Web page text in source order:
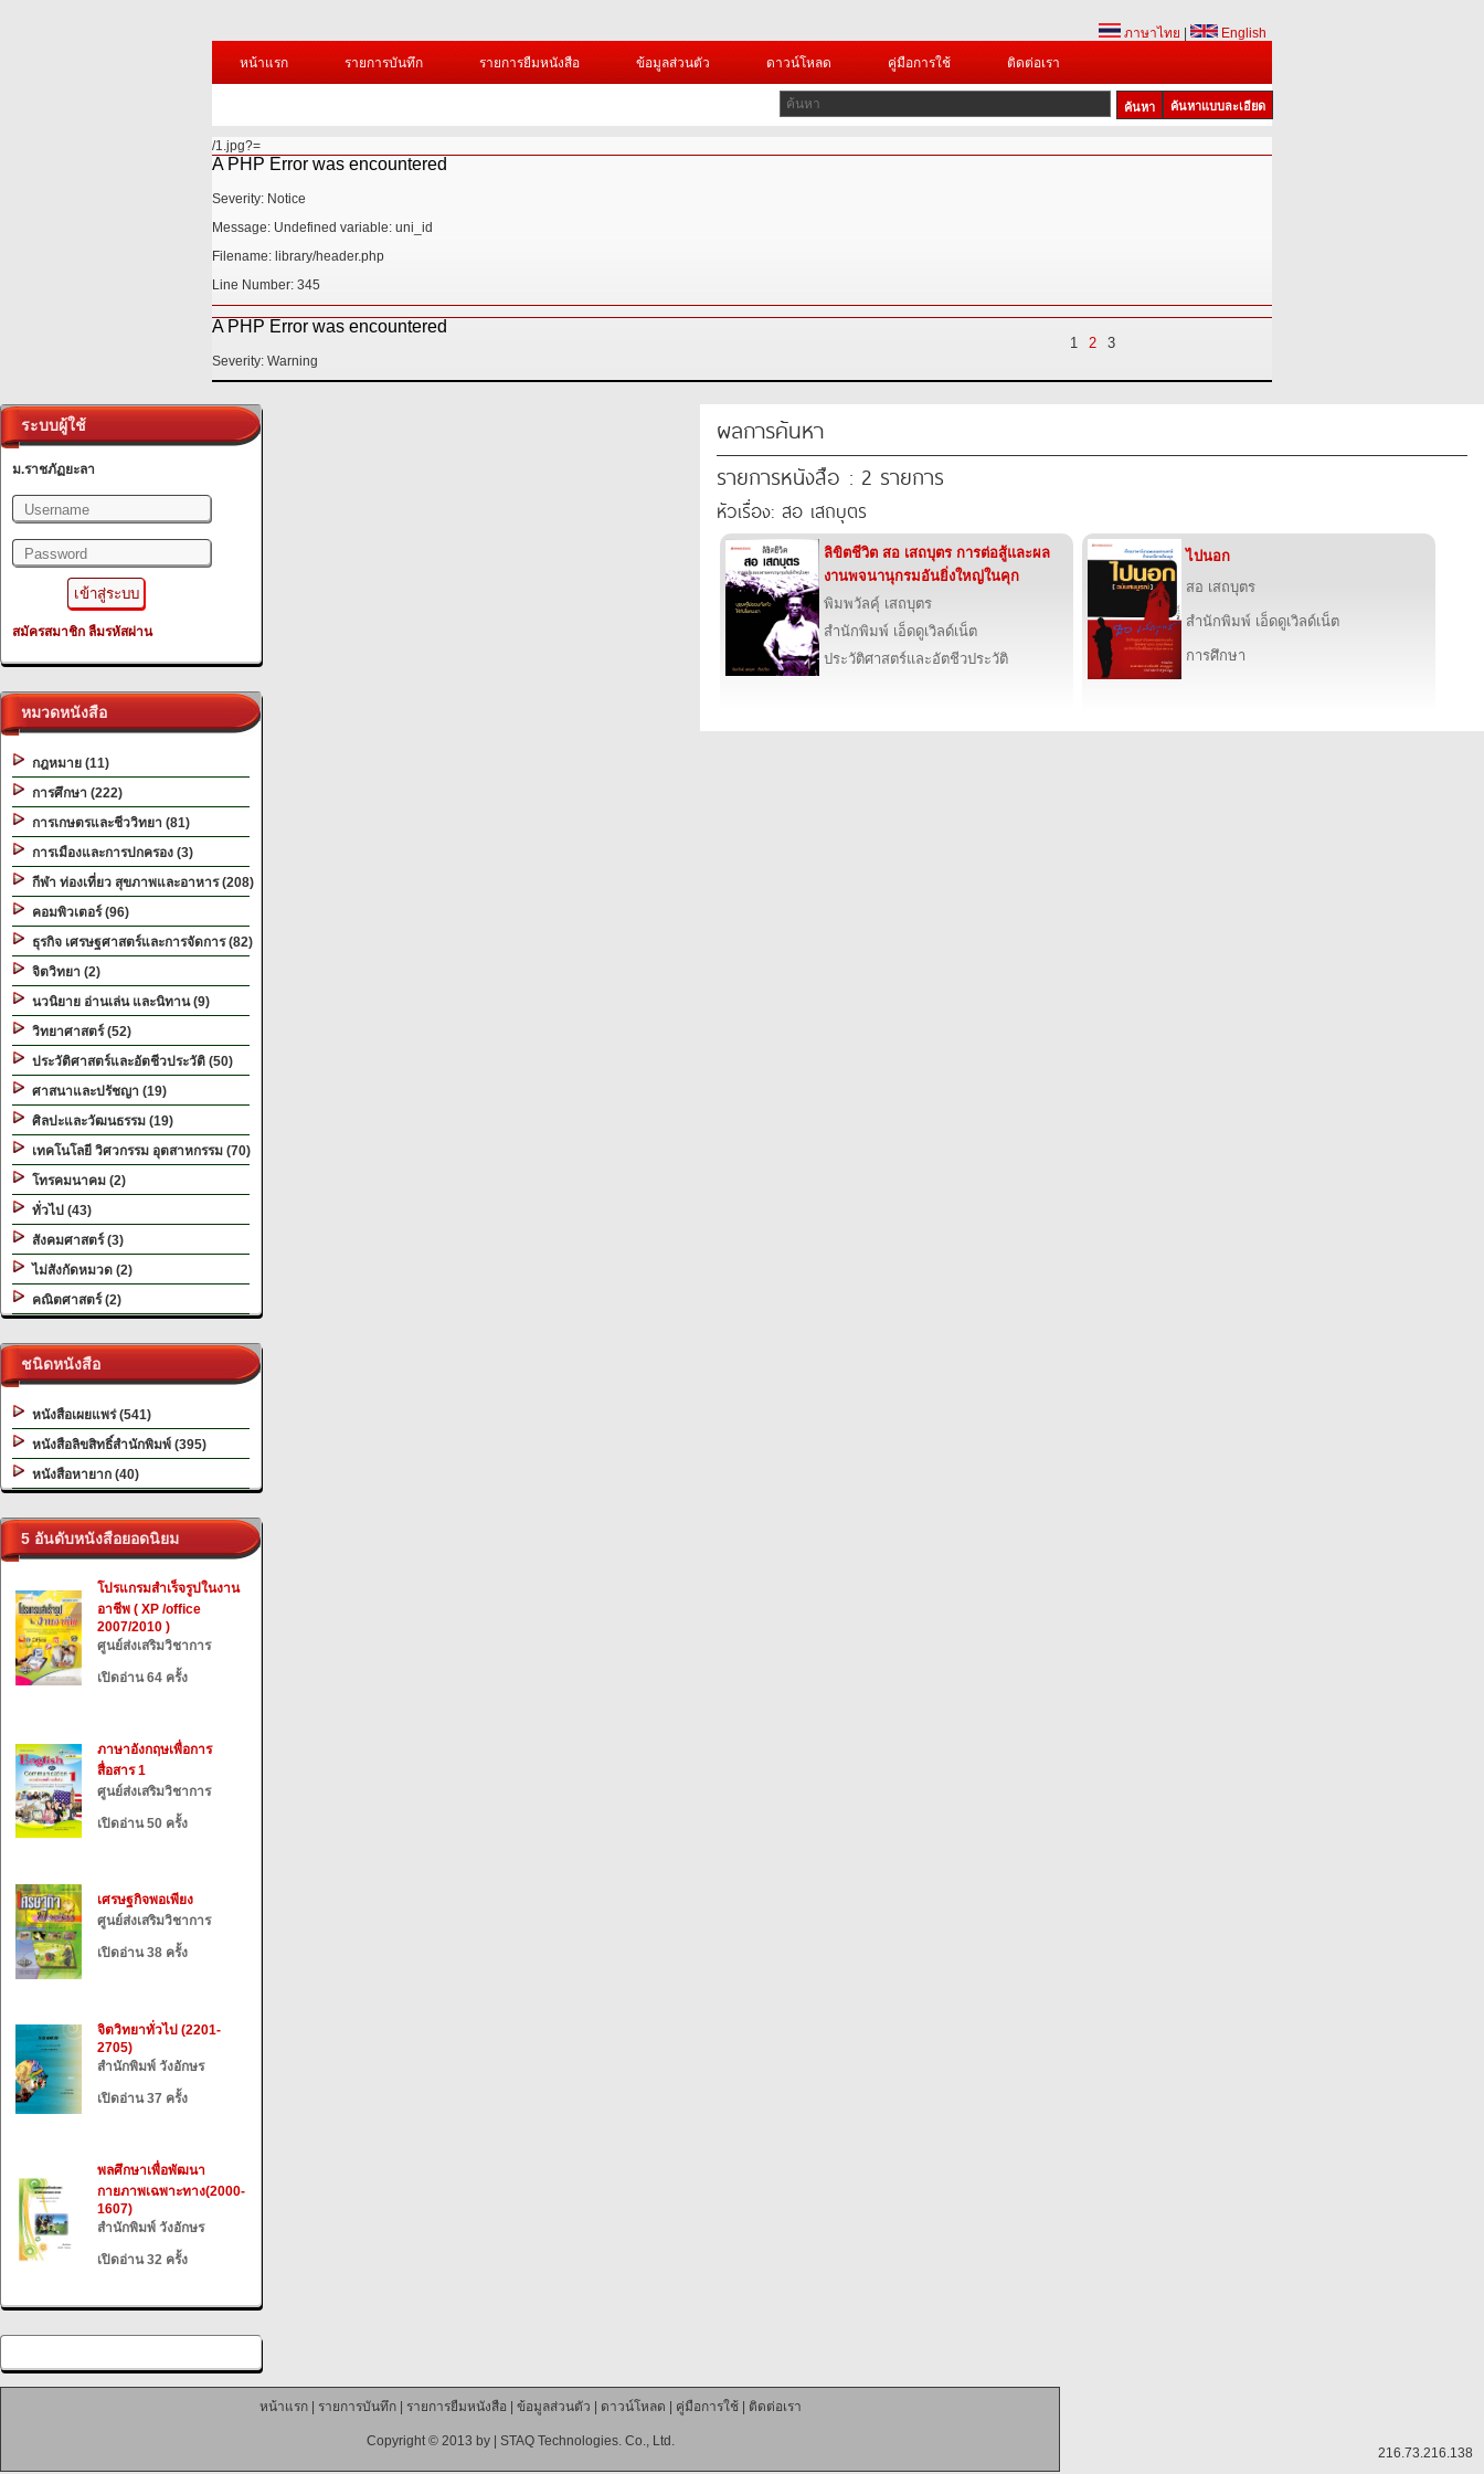
ภาษาไทย
English
หน้าแรก
รายการบันทึก รายการยืมหนังสือ ข้อมูลส่วนตัว ดาวน์โหลด คู่มือการใช้ ติดต่อเรา
ค้นหาแบบละเอียด
1 2 3
/1.jpg?=
A PHP Error was encountered
Severity: Notice
Message: Undefined variable: uni_id
Filename: library/header.php
Line Number: 345
A PHP Error was encountered
Severity: Warning
ระบบผู้ใช้
ม.ราชภัฏยะลา
สมัครสมาชิก ลืมรหัสผ่าน
หมวดหนังสือ
กฎหมาย (11)
การศึกษา (222)
การเกษตรและชีววิทยา (81)
การเมืองและการปกครอง (3)
กีฬา ท่องเที่ยว สุขภาพและอาหาร (208)
คอมพิวเตอร์ (96)
ธุรกิจ เศรษฐศาสตร์และการจัดการ (82)
จิตวิทยา (2)
นวนิยาย อ่านเล่น และนิทาน (9)
วิทยาศาสตร์ (52)
ประวัติศาสตร์และอัตชีวประวัติ (50)
ศาสนาและปรัชญา (19)
ศิลปะและวัฒนธรรม (19)
เทคโนโลยี วิศวกรรม อุตสาหกรรม (70)
โทรคมนาคม (2)
ทั่วไป (43)
สังคมศาสตร์ (3)
ไม่สังกัดหมวด (2)
คณิตศาสตร์ (2)
ชนิดหนังสือ
หนังสือเผยแพร่ (541)
หนังสือลิขสิทธิ์สำนักพิมพ์ (395)
หนังสือหายาก (40)
5 อันดับหนังสือยอดนิยม
โปรแกรมสำเร็จรูปในงาน
อาชีพ ( XP /office
2007/2010 )
ศูนย์ส่งเสริมวิชาการ
เปิดอ่าน 64 ครั้ง
ภาษาอังกฤษเพื่อการ
สื่อสาร 1
ศูนย์ส่งเสริมวิชาการ
เปิดอ่าน 50 ครั้ง
เศรษฐกิจพอเพียง
ศูนย์ส่งเสริมวิชาการ
เปิดอ่าน 38 ครั้ง
จิตวิทยาทั่วไป (2201-
2705)
สำนักพิมพ์ วังอักษร
เปิดอ่าน 37 ครั้ง
พลศึกษาเพื่อพัฒนา
กายภาพเฉพาะทาง(2000-
1607)
สำนักพิมพ์ วังอักษร
เปิดอ่าน 32 ครั้ง
ผลการค้นหา
รายการหนังสือ : 2 รายการ
หัวเรื่อง: สอ เสถบุตร
ลิขิตชีวิต สอ เสถบุตร การต่อสู้และผล
งานพจนานุกรมอันยิ่งใหญ่ในคุก
พิมพวัลคุ์ เสถบุตร
สำนักพิมพ์ เอ็ดดูเวิลด์เน็ต
ประวัติศาสตร์และอัตชีวประวัติ
ไปนอก
สอ เสถบุตร
สำนักพิมพ์ เอ็ดดูเวิลด์เน็ต
การศึกษา
หน้าแรก| รายการบันทึก| รายการยืมหนังสือ ข้อมูลส่วนตัว ดาวน์โหลด คู่มือการใช้| ติดต่อเรา
Copyright © 2013 by | STAQ Technologies. Co., Ltd.
216.73.216.138